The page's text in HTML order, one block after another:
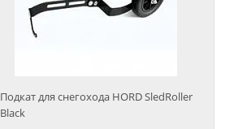
Подкат для снегохода HORD SledRoller
Black